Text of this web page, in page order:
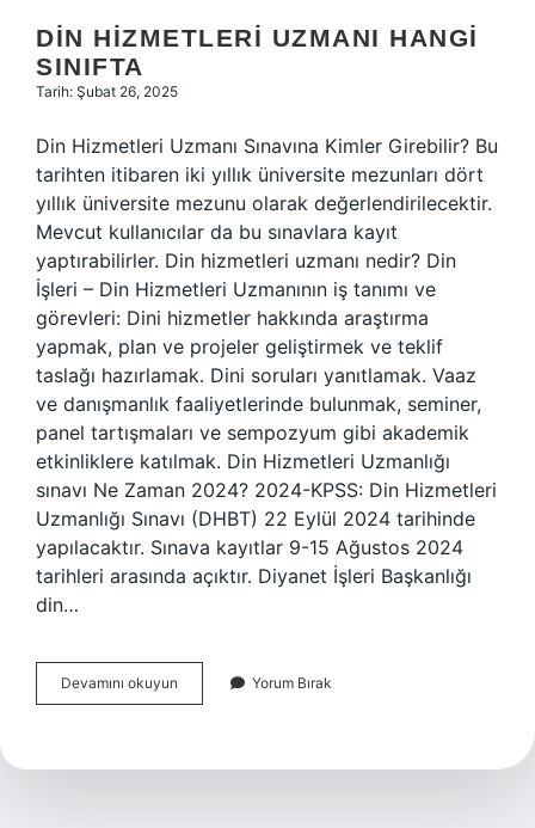
DIN HIZMETLERI UZMANI HANGI
SINIFTA
Tarih: Şubat 26, 2025
Din Hizmetleri Uzmanı Sınavına Kimler Girebilir? Bu
tarihten itibaren iki yıllık üniversite mezunları dört
yıllık üniversite mezunu olarak değerlendirilecektir.
Mevcut kullanıcılar da bu sınavlara kayıt
yaptırabilirler. Din hizmetleri uzmanı nedir? Din
İşleri – Din Hizmetleri Uzmanının iş tanımı ve
görevleri: Dini hizmetler hakkında araştırma
yapmak, plan ve projeler geliştirmek ve teklif
taslağı hazırlamak. Dini soruları yanıtlamak. Vaaz
ve danışmanlık faaliyetlerinde bulunmak, seminer,
panel tartışmaları ve sempozyum gibi akademik
etkinliklere katılmak. Din Hizmetleri Uzmanlığı
sınavı Ne Zaman 2024? 2024-KPSS: Din Hizmetleri
Uzmanlığı Sınavı (DHBT) 22 Eylül 2024 tarihinde
yapılacaktır. Sınava kayıtlar 9-15 Ağustos 2024
tarihleri ​​arasında açıktır. Diyanet İşleri Başkanlığı
din…
Devamını okuyun
Hizmetleri
Sınıfta
Yorum Bırak